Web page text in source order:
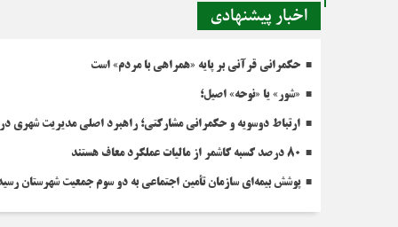
اخبار پیشنهادی
حکمرانی قرآنی بر پایه «همراهی با مردم» است
«شور» یا «نوحه» اصیل؛
ارتباط دوسویه و حکمرانی مشارکتی؛ راهبرد اصلی مدیریت شهری
۸۰ درصد کسبه کاشمر از مالیات عملکرد معاف هستند
پوشش بیمه‌ای سازمان تأمین اجتماعی به دو سوم جمعیت شهرستان